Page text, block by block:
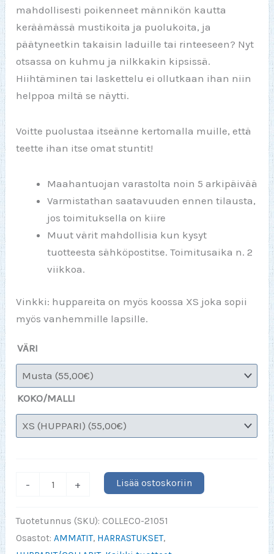
mahdollisesti poikenneet männikön kautta
keräämässä mustikoita ja puolukoita, ja
päätyneetkin takaisin laduille tai rinteeseen? Nyt
otsassa on kuhmu ja nilkkakin kipsissä.
Hiihtäminen tai laskettelu ei ollutkaan ihan niin
helppoa miltä se näytti.
Voitte puolustaa itseänne kertomalla muille, että
teette ihan itse omat stuntit!
Maahantuojan varastolta noin 5 arkipäivää
Varmistathan saatavuuden ennen tilausta,
jos toimituksella on kiire
Muut värit mahdollisia kun kysyt
tuotteesta sähköpostitse. Toimitusaika n. 2
viikkoa.
Vinkki: huppareita on myös koossa XS joka sopii
myös vanhemmille lapsille.
VÄRI
KOKO/MALLI
- + Lisää ostoskoriin
Tuotetunnus (SKU): COLLECO-21051
Osastot:AMMATIT, HARRASTUKSET,